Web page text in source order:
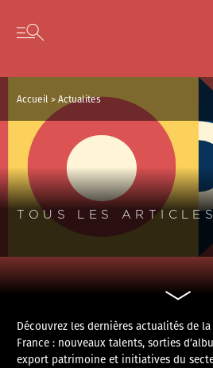
Skip to content
Open secondary menu
Accueil >Actualites
TOUS LES
Découvrez les dernières actualités de
France : nouveaux talents, sorties
export patrimoine et initiatives du